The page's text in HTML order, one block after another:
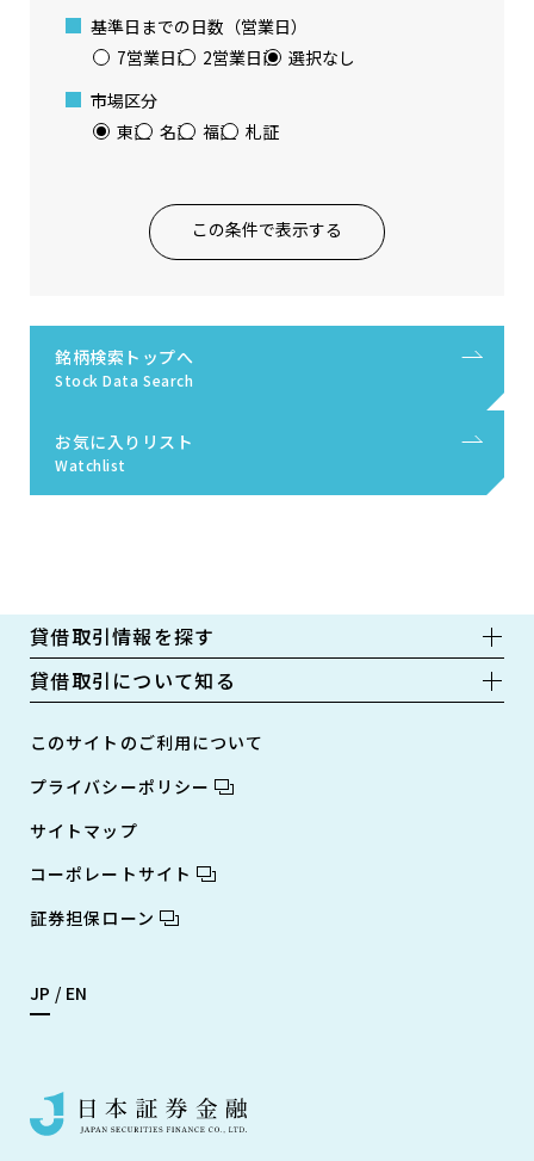
基準日までの日数（営業日）
7営業日前 2営業日前 選択なし
市場区分
東証 名証 福証 札証
この条件で表示する
銘柄検索トップへ
Stock Data Search
お気に入りリスト
Watchlist
貸借取引情報を探す
貸借取引について知る
このサイトのご利用について
プライバシーポリシー
サイトマップ
コーポレートサイト
証券担保ローン
JP EN